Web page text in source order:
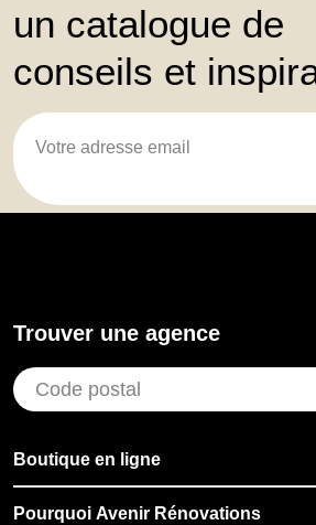
un catalogue de
conseils et
Trouver une agence
Boutique en ligne
Pourquoi Avenir Rénovations